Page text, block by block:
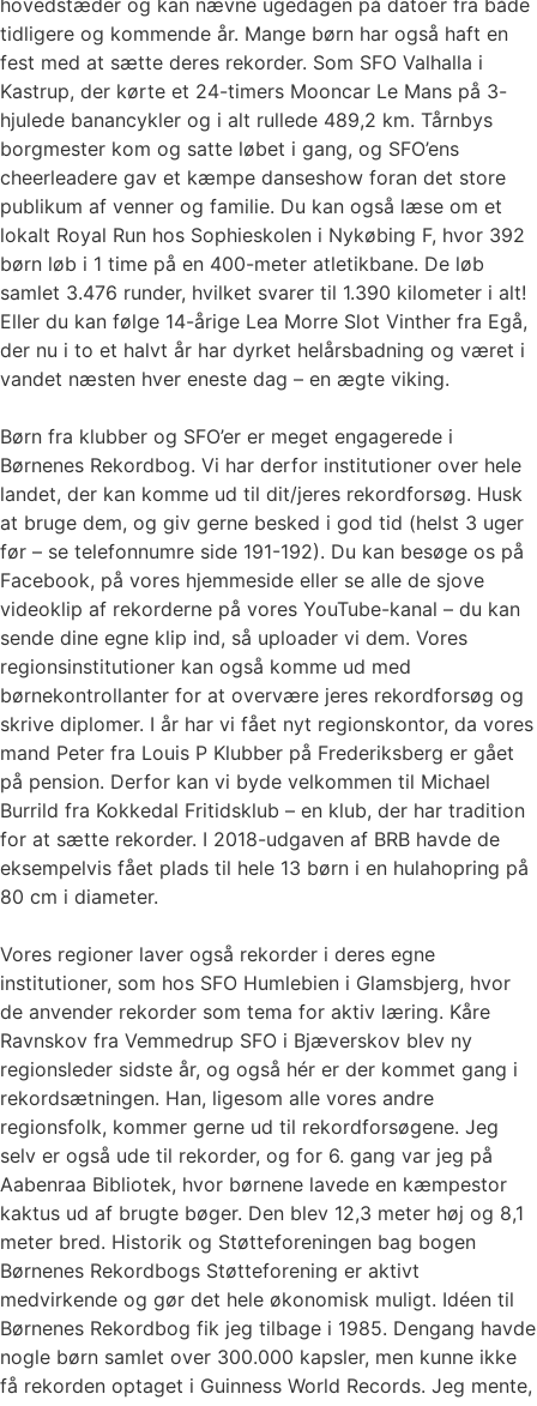
tidligere og kommende år. Mange børn har også haft en
fest med at sætte deres rekorder. Som SFO Valhalla i
Kastrup, der kørte et 24-timers Mooncar Le Mans på 3-
hjulede banancykler og i alt rullede 489,2 km. Tårnbys
borgmester kom og satte løbet i gang, og SFO’ens
cheerleadere gav et kæmpe danseshow foran det store
publikum af venner og familie. Du kan også læse om et
lokalt Royal Run hos Sophieskolen i Nykøbing F, hvor 392
børn løb i 1 time på en 400-meter atletikbane. De løb
samlet 3.476 runder, hvilket svarer til 1.390 kilometer i alt!
Eller du kan følge 14-årige Lea Morre Slot Vinther fra Egå,
der nu i to et halvt år har dyrket helårsbadning og været i
vandet næsten hver eneste dag – en ægte viking.
Børn fra klubber og SFO’er er meget engagerede i
Børnenes Rekordbog. Vi har derfor institutioner over hele
landet, der kan komme ud til dit/jeres rekordforsøg. Husk
at bruge dem, og giv gerne besked i god tid (helst 3 uger
før – se telefonnumre side 191-192). Du kan besøge os på
Facebook, på vores hjemmeside eller se alle de sjove
videoklip af rekorderne på vores YouTube-kanal – du kan
sende dine egne klip ind, så uploader vi dem. Vores
regionsinstitutioner kan også komme ud med
børnekontrollanter for at overvære jeres rekordforsøg og
skrive diplomer. I år har vi fået nyt regionskontor, da vores
mand Peter fra Louis P Klubber på Frederiksberg er gået
på pension. Derfor kan vi byde velkommen til Michael
Burrild fra Kokkedal Fritidsklub – en klub, der har tradition
for at sætte rekorder. I 2018-udgaven af BRB havde de
eksempelvis fået plads til hele 13 børn i en hulahopring på
80 cm i diameter.
Vores regioner laver også rekorder i deres egne
institutioner, som hos SFO Humlebien i Glamsbjerg, hvor
de anvender rekorder som tema for aktiv læring. Kåre
Ravnskov fra Vemmedrup SFO i Bjæverskov blev ny
regionsleder sidste år, og også hér er der kommet gang i
rekordsætningen. Han, ligesom alle vores andre
regionsfolk, kommer gerne ud til rekordforsøgene. Jeg
selv er også ude til rekorder, og for 6. gang var jeg på
Aabenraa Bibliotek, hvor børnene lavede en kæmpestor
kaktus ud af brugte bøger. Den blev 12,3 meter høj og 8,1
meter bred. Historik og Støtteforeningen bag bogen
Børnenes Rekordbogs Støtteforening er aktivt
medvirkende og gør det hele økonomisk muligt. Idéen til
Børnenes Rekordbog fik jeg tilbage i 1985. Dengang havde
nogle børn samlet over 300.000 kapsler, men kunne ikke
få rekorden optaget i Guinness World Records. Jeg mente,